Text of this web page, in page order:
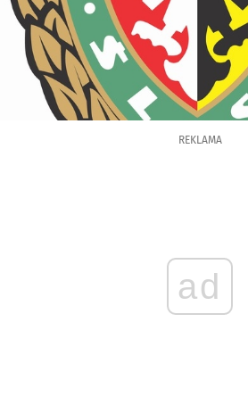
REKLAMA
ad